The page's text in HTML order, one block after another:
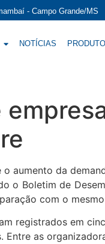
- Campo Grande/MS
NOTÍCIAS
aumento da
o Boletim de
com o
registrados em
Entre as